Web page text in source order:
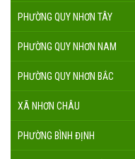
PHƯỜNG QUY NHƠN TÂY
PHƯỜNG QUY NHƠN NAM
PHƯỜNG QUY NHƠN BẮC
XÃ NHƠN CHÂU
PHƯỜNG BÌNH ĐỊNH